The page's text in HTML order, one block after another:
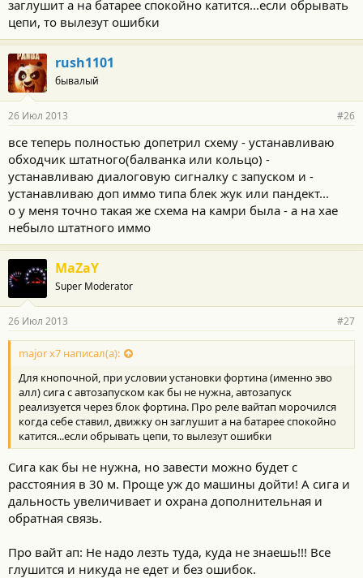
заглушит а на батарее спокойно катится...если обрывать
цепи, то вылезут ошибки
rush1101
бывалый
26 Июл 2013 #26
все теперь полностью допетрил схему - устанавливаю
обходчик штатного(балванка или кольцо) -
устанавливаю диалоговую сигналку с запуском и -
устанавливаю доп иммо типа блек жук или пандект...
о у меня точно такая же схема на камри была - а на хае
небыло штатного иммо
MaZaY
Super Moderator
26 Июл 2013 #27
major x7 написал(а):
Для кнопочной, при условии установки фортина (именно эво
алл) сига с автозапуском как бы не нужна, автозапуск
реализуется через блок фортина. Про реле вайтап морочился
когда себе ставил, движку он заглушит а на батарее спокойно
катится...если обрывать цепи, то вылезут ошибки
Сига как бы не нужна, но завести можно будет с
расстояния в 30 м. Проще уж до машины дойти! А сига и
дальность увеличивает и охрана дополнительная и
обратная связь.
Про вайт ап: Не надо лезть туда, куда не знаешь!!! Все
глушится и никуда не едет и без ошибок.